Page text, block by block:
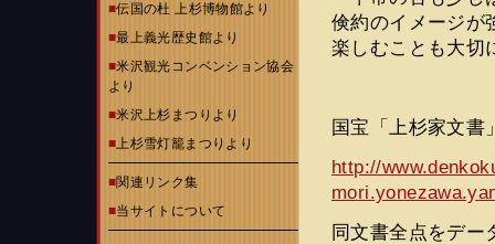
■伝国の杜 上杉博物館より
■最上義光歴史館より
■米沢観光コンベンション協会
より
■米沢上杉まつりより
■上杉雪灯籠まつりより
■関連リンク集
■当サイトについて
倹約のイメージが
楽しむことも大切
国宝「上杉家
http://
同文書全点をデ